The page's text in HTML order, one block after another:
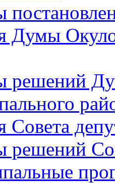
Думы
решений
Совета
решений